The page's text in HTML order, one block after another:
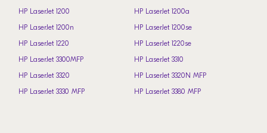
HP LaserJet 1200
HP LaserJet 1200a
HP LaserJet 1200n
HP LaserJet 1200se
HP LaserJet 1220
HP LaserJet 1220se
HP LaserJet 3300MFP
HP LaserJet 3310
HP LaserJet 3320
HP LaserJet 3320N MFP
HP LaserJet 3330 MFP
HP LaserJet 3380 MFP